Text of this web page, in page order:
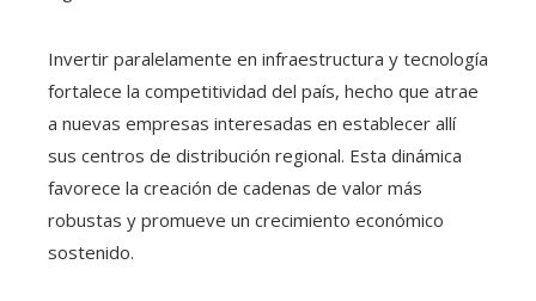
Invertir paralelamente en infraestructura y tecnología
fortalece la competitividad del país, hecho que atrae
a nuevas empresas interesadas en establecer allí
sus centros de distribución regional. Esta dinámica
favorece la creación de cadenas de valor más
robustas y promueve un crecimiento económico
sostenido.